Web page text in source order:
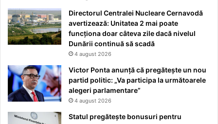
Directorul Centralei Nucleare Cernavodă
avertizează: Unitatea 2 mai poate
funcționa doar câteva zile dacă nivelul
Dunării continuă să scadă
4 august 2026
Victor Ponta anunță că pregătește un nou
partid politic: „Va participa la următoarele
alegeri parlamentare”
4 august 2026
Statul pregătește bonusuri pentru